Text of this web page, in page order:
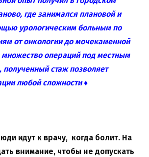
где занимался плановой и
урологическим больным по
от онкологии до мочекаменной
операций под местным
полученный стаж позволяет
любой сложности ♦
идут к врачу, когда болит. На
внимание, чтобы не допускать